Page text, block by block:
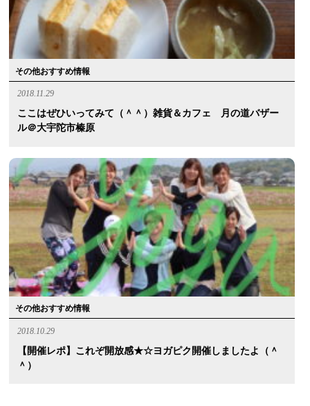
その他おすすめ情報
2018.11.29
ここはぜひいってみて（＾＾）雑貨＆カフェ 月の道バザー
ル＠大宇陀市榛原
その他おすすめ情報
2018.10.29
【開催レポ】これぞ開放感★☆ヨガピク開催しましたよ（＾
＾）